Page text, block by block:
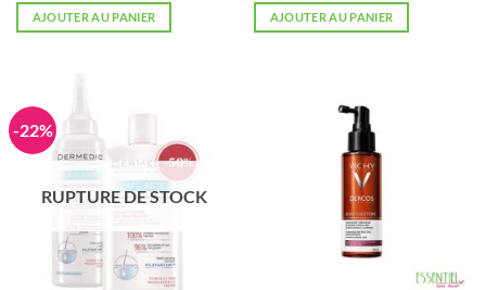
initial
était :
AJOUTER AU PANIER
initial
était :
AJOUTER AU PANIER
-22%
RUPTURE DE STOCK